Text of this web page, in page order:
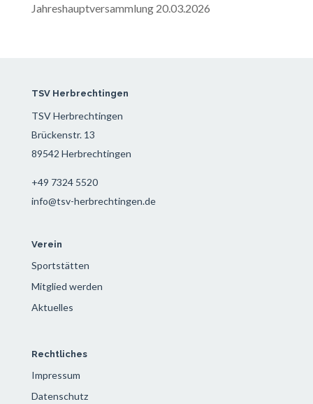
Jahreshauptversammlung 20.03.2026
TSV Herbrechtingen
TSV Herbrechtingen
Brückenstr. 13
89542 Herbrechtingen
+49 7324 5520
info@tsv-herbrechtingen.de
Verein
Sportstätten
Mitglied werden
Aktuelles
Rechtliches
Impressum
Datenschutz